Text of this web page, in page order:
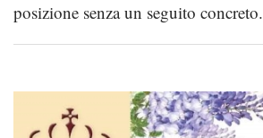
posizione senza un seguito concreto.